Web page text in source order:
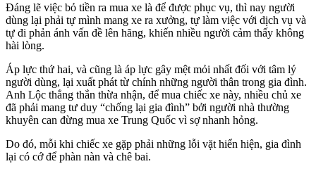
Đáng lẽ việc bỏ tiền ra mua xe là để được phục vụ, thì nay người
dùng lại phải tự mình mang xe ra xưởng, tự làm việc với dịch vụ và
tự đi phản ánh vấn đề lên hãng, khiến nhiều người cảm thấy không
hài lòng.
Áp lực thứ hai, và cũng là áp lực gây mệt mỏi nhất đối với tâm lý
người dùng, lại xuất phát từ chính những người thân trong gia đình.
Anh Lộc thẳng thắn thừa nhận, để mua chiếc xe này, nhiều chủ xe
đã phải mang tư duy “chống lại gia đình” bởi người nhà thường
khuyên can đừng mua xe Trung Quốc vì sợ nhanh hỏng.
Do đó, mỗi khi chiếc xe gặp phải những lỗi vặt hiển hiện, gia đình
lại có cớ để phàn nàn và chê bai.